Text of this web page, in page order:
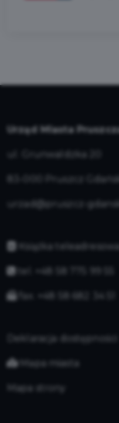
Urząd Miasta
ul. Grunwaldzka 20
83-000 Pruszcz Gdański
urzad@pruszcz-
Książka
Deklaracja dostępności
Mapa miasta
Mapa strony